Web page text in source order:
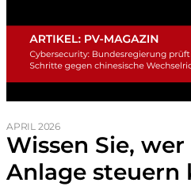
APRIL 2026
Wissen Sie,
Anlage steuern